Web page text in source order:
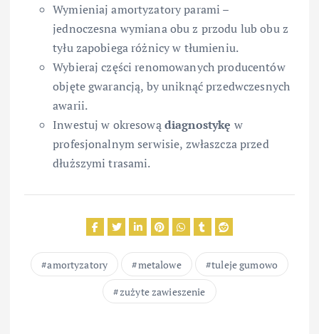
Wymieniaj amortyzatory parami –
jednoczesna wymiana obu z przodu lub obu z
tyłu zapobiega różnicy w tłumieniu.
Wybieraj części renomowanych producentów
objęte gwarancją, by uniknąć przedwczesnych
awarii.
Inwestuj w okresowądiagnostykę w
profesjonalnym serwisie, zwłaszcza przed
dłuższymi trasami.
amortyzatory metalowe
tuleje gumowo
zużyte zawieszenie